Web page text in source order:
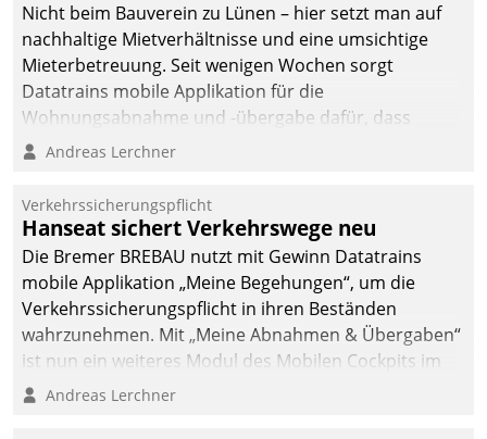
Nicht beim Bauverein zu Lünen – hier setzt man auf
nachhaltige Mietverhältnisse und eine umsichtige
Mieterbetreuung. Seit wenigen Wochen sorgt
Datatrains mobile Applikation für die
Wohnungsabnahme und -übergabe dafür, dass
Mieter wohlgeordnet kommen und, so es sein muss,
Andreas Lerchner
Verkehrssicherungspflicht
Hanseat sichert Verkehrswege neu
Die Bremer BREBAU nutzt mit Gewinn Datatrains
mobile Applikation „Meine Begehungen“, um die
Verkehrssicherungspflicht in ihren Beständen
wahrzunehmen. Mit „Meine Abnahmen & Übergaben“
ist nun ein weiteres Modul des Mobilen Cockpits im
Einsatz.
Andreas Lerchner